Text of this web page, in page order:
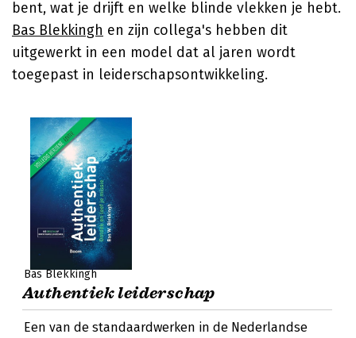
bent, wat je drijft en welke blinde vlekken je hebt.
Bas Blekkingh en zijn collega's hebben dit
uitgewerkt in een model dat al jaren wordt
toegepast in leiderschapsontwikkeling.
Bas Blekkingh
Authentiek leiderschap
Een van de standaardwerken in de Nederlandse